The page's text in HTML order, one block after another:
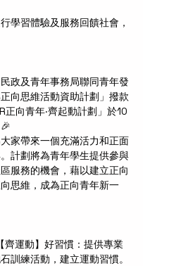
學習體驗及服務回饋社會，
政及青年事務局聯同青年發
向思維活動資助計劃」撥款
正向青年‧齊起動計劃」於10
家帶來一個充滿活力和正面
計劃將為青年學生提供參與
服務的機會，藉以建立正向
思維，成為正向青年新一
齊運動】好習慣：提供專業
訓練活動，建立運動習慣。